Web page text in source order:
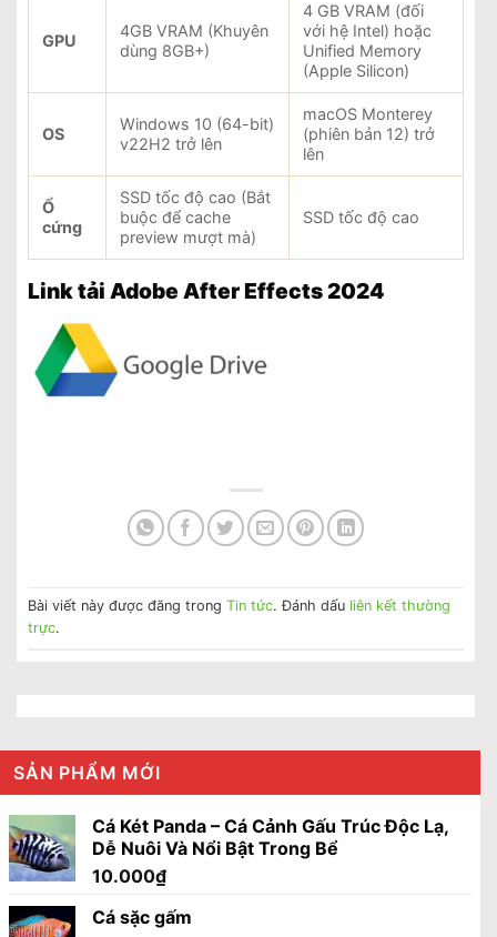
GPU
4GB VRAM (Khuyên
dùng 8GB+)
4 GB VRAM (đối
với hệ Intel) hoặc
Unified Memory
(Apple Silicon)
OS
Windows 10 (64-bit)
v22H2 trở lên
macOS Monterey
(phiên bản 12) trở
lên
Ổ
cứng
SSD tốc độ cao (Bắt
buộc để cache
preview mượt mà)
SSD tốc độ cao
Link tải Adobe After Effects 2024
Bài viết này được đăng trong Tin tức. Đánh dấu liên kết thường
trực.
SẢN PHẨM MỚI
Cá Két Panda – Cá Cảnh Gấu Trúc Độc Lạ,
Dễ Nuôi Và Nổi Bật Trong Bể
10.000₫
Cá sặc gấm